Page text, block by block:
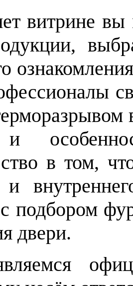
витрине вы
и
в том,
подбором
двери.